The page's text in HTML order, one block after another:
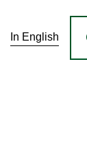
In English